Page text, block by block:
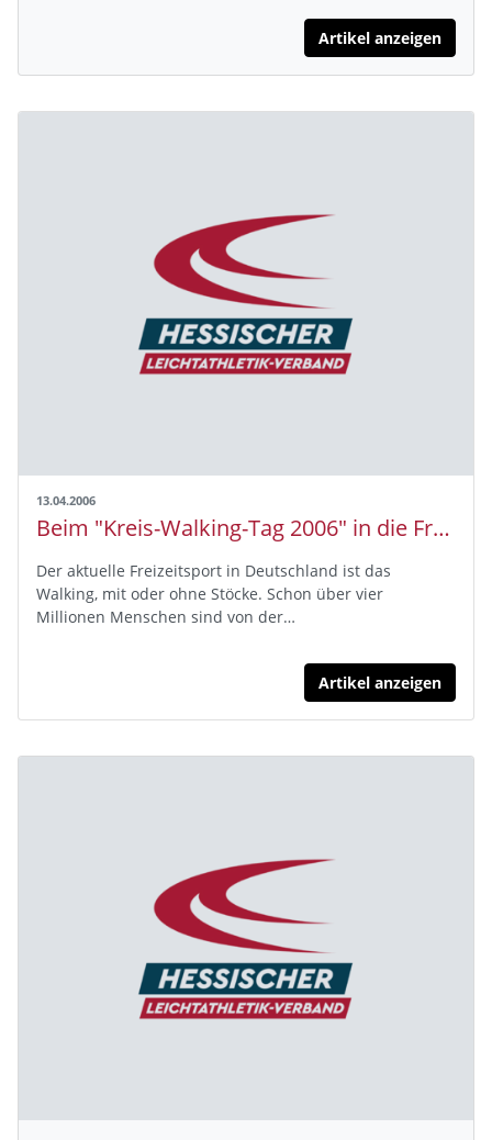
Artikel anzeigen
13.04.2006
Beim "Kreis-Walking-Tag 2006" in die Freiluftsasion starten
Der aktuelle Freizeitsport in Deutschland ist das
Walking, mit oder ohne Stöcke. Schon über vier
Millionen Menschen sind von der…
Artikel anzeigen